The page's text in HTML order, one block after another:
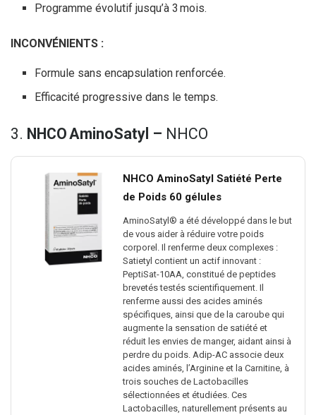
Programme évolutif jusqu’à 3 mois.
INCONVÉNIENTS :
Formule sans encapsulation renforcée.
Efficacité progressive dans le temps.
3. NHCO AminoSatyl – NHCO
NHCO AminoSatyl Satiété Perte
de Poids 60 gélules
AminoSatyl® a été développé dans le but
de vous aider à réduire votre poids
corporel. Il renferme deux complexes :
Satietyl contient un actif innovant :
PeptiSat-10AA, constitué de peptides
brevetés testés scientifiquement. Il
renferme aussi des acides aminés
spécifiques, ainsi que de la caroube qui
augmente la sensation de satiété et
réduit les envies de manger, aidant ainsi à
perdre du poids. Adip-AC associe deux
acides aminés, l’Arginine et la Carnitine, à
trois souches de Lactobacilles
sélectionnées et étudiées. Ces
Lactobacilles, naturellement présents au